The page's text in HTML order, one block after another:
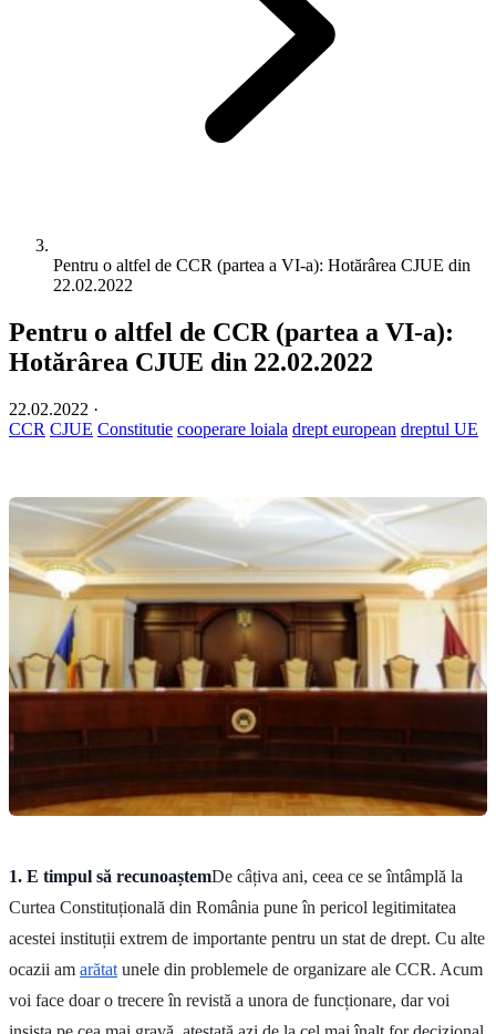
Pentru o altfel de CCR (partea a VI-a): Hotărârea CJUE din
22.02.2022
Pentru o altfel de CCR (partea a VI-a):
Hotărârea CJUE din 22.02.2022
22.02.2022 ·
CCR CJUE Constitutie cooperare loiala drept european dreptul UE
1. E timpul să recunoaștemDe câțiva ani, ceea ce se întâmplă la
Curtea Constituțională din România pune în pericol legitimitatea
acestei instituții extrem de importante pentru un stat de drept. Cu alte
ocazii am arătat unele din problemele de organizare ale CCR. Acum
voi face doar o trecere în revistă a unora de funcționare, dar voi